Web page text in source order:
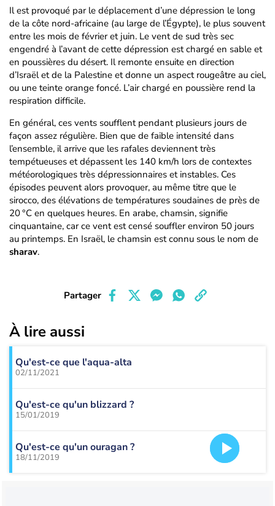
Il est provoqué par le déplacement d’une dépression le long
de la côte nord-africaine (au large de l’Égypte), le plus souvent
entre les mois de février et juin. Le vent de sud très sec
engendré à l’avant de cette dépression est chargé en sable et
en poussières du désert. Il remonte ensuite en direction
d’Israël et de la Palestine et donne un aspect rougeâtre au ciel,
ou une teinte orange foncé. L’air chargé en poussière rend la
respiration difficile.
En général, ces vents soufflent pendant plusieurs jours de
façon assez régulière. Bien que de faible intensité dans
l’ensemble, il arrive que les rafales deviennent très
tempétueuses et dépassent les 140 km/h lors de contextes
météorologiques très dépressionnaires et instables. Ces
épisodes peuvent alors provoquer, au même titre que le
sirocco, des élévations de températures soudaines de près de
20 °C en quelques heures. En arabe, chamsin, signifie
cinquantaine, car ce vent est censé souffler environ 50 jours
au printemps. En Israël, le chamsin est connu sous le nom de
sharav.
Partager
À lire aussi
Qu'est-ce que l'aqua-alta
02/11/2021
Qu'est-ce qu'un blizzard ?
15/01/2019
Qu'est-ce qu'un ouragan ?
18/11/2019